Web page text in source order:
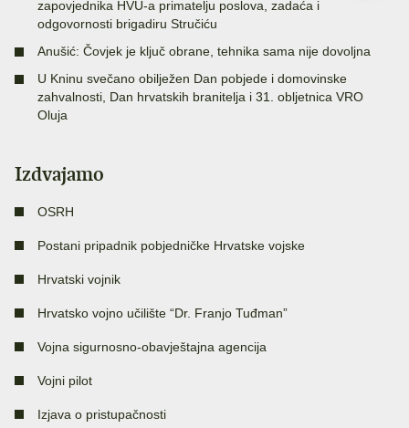
zapovjednika HVU-a primatelju poslova, zadaća i
odgovornosti brigadiru Stručiću
Anušić: Čovjek je ključ obrane, tehnika sama nije dovoljna
U Kninu svečano obilježen Dan pobjede i domovinske
zahvalnosti, Dan hrvatskih branitelja i 31. obljetnica VRO
Oluja
Izdvajamo
OSRH
Postani pripadnik pobjedničke Hrvatske vojske
Hrvatski vojnik
Hrvatsko vojno učilište “Dr. Franjo Tuđman”
Vojna sigurnosno-obavještajna agencija
Vojni pilot
Izjava o pristupačnosti